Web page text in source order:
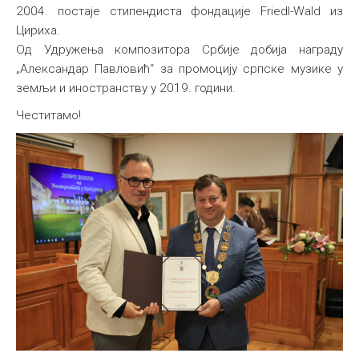
2004. постаје стипендиста фондације Friedl-Wald из
Цириха.
Од Удружења композитора Србије добија награду
„Александар Павловић“ за промоцију српске музике у
земљи и иностранству у 2019. години.
Честитамо!